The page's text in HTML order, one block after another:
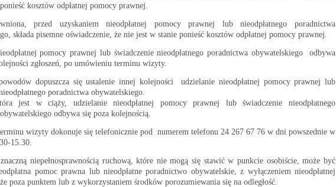
kosztów odpłatnej pomocy prawnej.
przed uzyskaniem nieodpłatnej pomocy prawnej lub nieodpłatnego poradnictwa
składa pisemne oświadczenie, że nie jest w stanie ponieść kosztów odpłatnej pomocy prawnej.
pomocy prawnej lub świadczenie nieodpłatnego poradnictwa obywatelskiego odbywa
zgłoszeń, po umówieniu terminu wizyty.
dopuszcza się ustalenie innej kolejności udzielanie nieodpłatnej pomocy prawnej lub
poradnictwa obywatelskiego.
jest w ciąży, udzielanie nieodpłatnej pomocy prawnej lub świadczenie nieodpłatnego
odbywa się poza kolejnością.
wizyty dokonuje się telefonicznie pod numerem telefonu 24 267 67 76 w dni powszednie w
15.30.
niepełnosprawnością ruchową, które nie mogą się stawić w punkcie osobiście, może być
pomoc prawna lub nieodpłatne poradnictwo obywatelskie, z wyłączeniem nieodpłatnej
poza punktem lub z wykorzystaniem środków porozumiewania się na odległość.